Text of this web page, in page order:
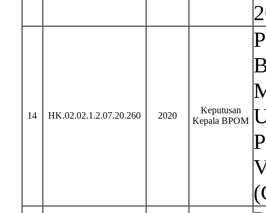
14 HK.02.02.1.2.07.20.260 2020
Keputusan
Kepala BPOM